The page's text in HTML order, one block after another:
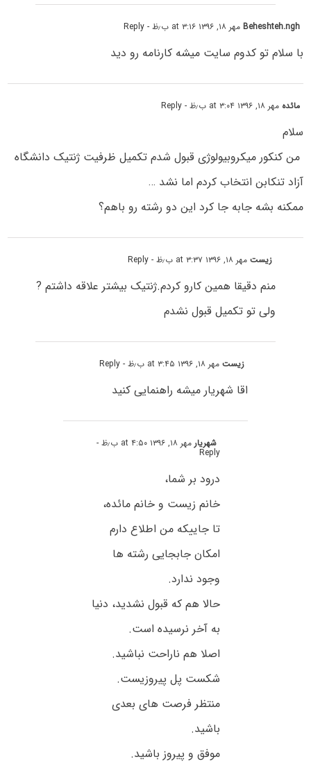
Beheshteh.nghمهر ۱۸, ۱۳۹۶ at ۳:۱۶ ب٫ظ - Reply
با سلام تو کدوم سایت میشه کارنامه رو دید
مائده مهر ۱۸, ۱۳۹۶ at ۳:۰۴ ب٫ظ - Reply
سلام
من کنکور میکروبیولوژی قبول شدم تکمیل ظرفیت ژنتیک دانشگاه
آزاد تنکابن انتخاب کردم اما نشد …
ممکنه بشه جابه جا کرد این دو رشته رو باهم؟
زیستمهر ۱۸, ۱۳۹۶ at ۳:۳۷ ب٫ظ - Reply
منم دقیقا همین کارو کردم.ژنتیک بیشتر علاقه داشتم ?
ولی تو تکمیل قبول نشدم
زیستمهر ۱۸, ۱۳۹۶ at ۳:۴۵ ب٫ظ - Reply
اقا شهریار میشه راهنمایی کنید
شهریارمهر ۱۸, ۱۳۹۶ at ۴:۵۰ ب٫ظ -
Reply
درود بر شما،
خانم زیست و خانم مائده،
تا جاییکه من اطلاع دارم
امکان جابجایی رشته ها
وجود ندارد.
حالا هم که قبول نشدید، دنیا
به آخر نرسیده است.
اصلا هم ناراحت نباشید.
شکست پل پیروزیست.
منتظر فرصت های بعدی
باشید.
موفق و پیروز باشید.